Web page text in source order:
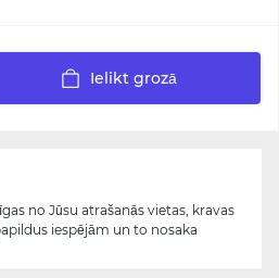
Ielikt grozā
no Jūsu atrašanās vietas, kravas
iespējām un to nosaka